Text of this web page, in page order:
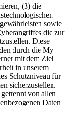
(3) die
sowie
die zur
Diese
durch die My
mit dem Ziel
in unserem
Schutzniveau für
sicherzustellen.
von allen
Daten